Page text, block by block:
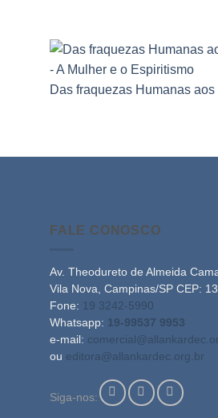
Das fraquezas Humanas
FALE CONOSCO
Av. Theodureto de Almeida
Vila Nova, Campinas/SP CEP:
Fone: 19 3242-5990
Whatsapp: 19-99537 9953
e-mail:
ou editora@allankardec.org.br
Siga-nos: